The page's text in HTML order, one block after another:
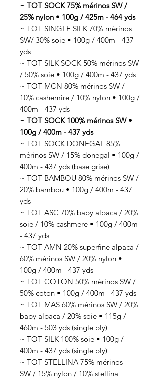
~ TOT SOCK 75% mérinos SW /
25% nylon • 100g / 425m - 464 yds
~ TOT SINGLE SILK 70% mérinos
SW/ 30% soie • 100g / 400m - 437
yds
~ TOT SILK SOCK 50% mérinos SW
/ 50% soie • 100g / 400m - 437 yds
~ TOT MCN 80% mérinos SW /
10% cashemire / 10% nylon • 100g /
400m - 437 yds
~ TOT SOCK 100% mérinos SW •
100g / 400m - 437 yds
~ TOT SOCK DONEGAL 85%
mérinos SW / 15% donegal • 100g /
400m - 437 yds (base grise)
~ TOT BAMBOU 80% mérinos SW /
20% bambou • 100g / 400m - 437
yds
~ TOT ASC 70% baby alpaca / 20%
soie / 10% cashmere • 100g / 400m
- 437 yds
~ TOT AMN 20% superfine alpaca /
60% mérinos SW / 20% nylon •
100g / 400m - 437 yds
~ TOT COTON 50% mérinos SW /
50% coton • 100g / 400m - 437 yds
~ TOT MAS 60% mérinos SW / 20%
baby alpaca / 20% soie • 115g /
460m - 503 yds (single ply)
~ TOT SILK 100% soie • 100g /
400m - 437 yds (single ply)
~ TOT STELLINA 75% mérinos
SW / 15% nylon / 10% stellina